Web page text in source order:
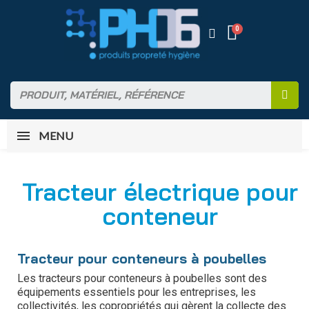
MENU
Tracteur électrique pour
conteneur
Tracteur pour conteneurs à poubelles
Les tracteurs pour conteneurs à poubelles sont des
équipements essentiels pour les entreprises, les
collectivités, les copropriétés qui gèrent la collecte des